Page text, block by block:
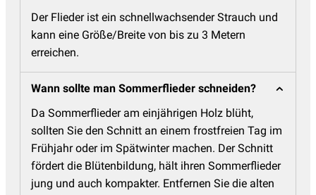
Der Flieder ist ein schnellwachsender Strauch und
kann eine Größe/Breite von bis zu 3 Metern
erreichen.
Wann sollte man Sommerflieder schneiden?
Da Sommerflieder am einjährigen Holz blüht,
sollten Sie den Schnitt an einem frostfreien Tag im
Frühjahr oder im Spätwinter machen. Der Schnitt
fördert die Blütenbildung, hält ihren Sommerflieder
jung und auch kompakter. Entfernen Sie die alten